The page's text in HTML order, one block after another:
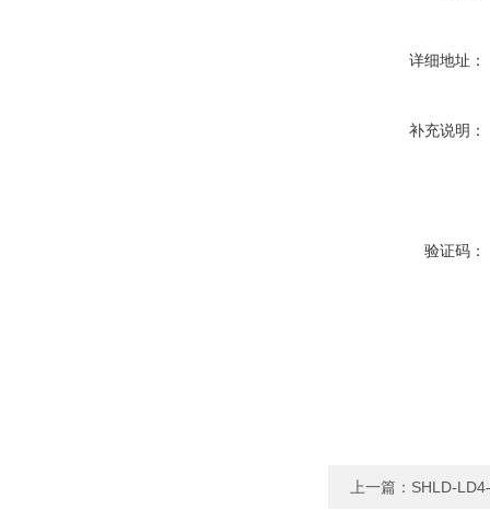
详细地址：
补充说明：
验证码：
上一篇： SHLD-